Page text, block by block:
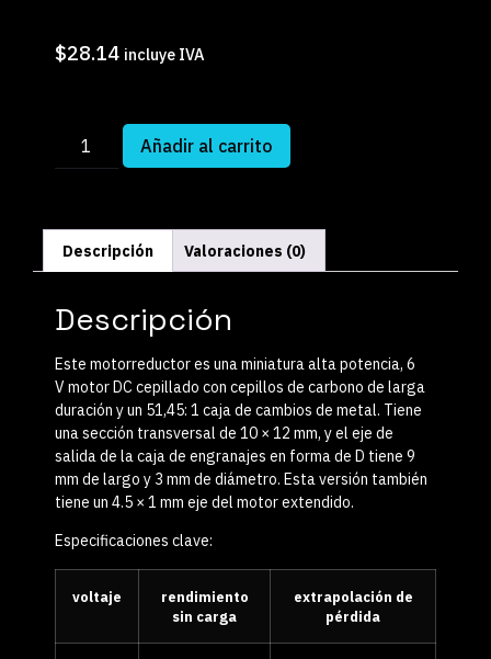
$28.14 incluye IVA
Añadir al carrito
Descripción Valoraciones (0)
Descripción
Este motorreductor es una miniaturaalta potencia, 6
Vmotor DC cepillado con cepillos de carbono de larga
duración y un 51,45: 1 caja de cambios de metal. Tiene
una sección transversal de 10 × 12 mm, y el eje de
salida de la caja de engranajes en forma de D tiene 9
mm de largo y 3 mm de diámetro. Esta versión también
tiene un 4.5 × 1 mm eje del motor extendido.
Especificaciones clave:
voltaje
rendimiento
sin carga
extrapolación de
pérdida